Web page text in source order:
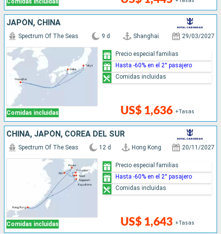
Comidas incluidas
JAPÓN, CHINA
Comidas incluidas
Spectrum Of The Seas 9 d Shanghai 29/03/2027
US$ 1,636 +Tasas
Precio especial familias
Hasta -60% en el 2° pasajero
Comidas incluidas
CHINA, JAPÓN, COREA DEL SUR
Comidas incluidas
Spectrum Of The Seas 12 d Hong Kong 20/11/2027
US$ 1,643 +Tasas
Precio especial familias
Hasta -60% en el 2° pasajero
Comidas incluidas